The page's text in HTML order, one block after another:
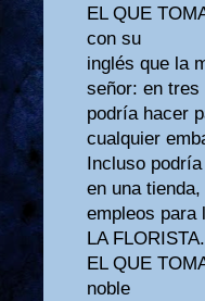
EL QUE
con su
inglés que la
señor: en tres
podría hacer
cualquier
Incluso
en una tienda,
empleos para
LA
EL QUE
noble